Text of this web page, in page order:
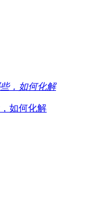
如何化解